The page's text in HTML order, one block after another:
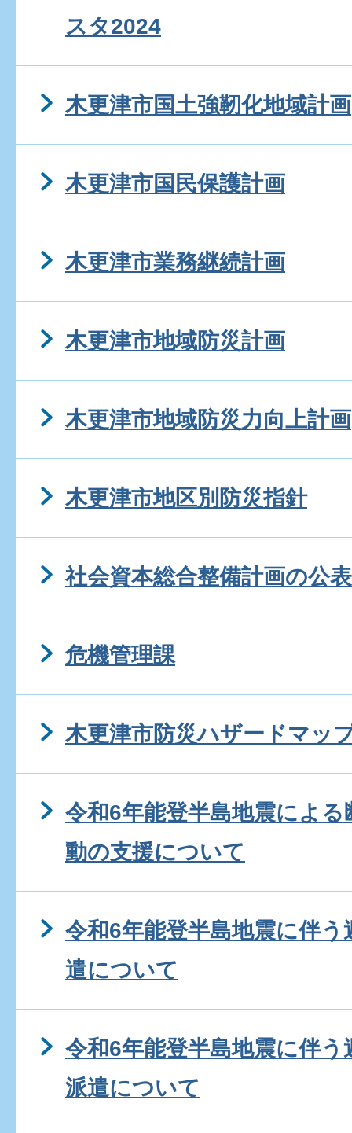
スタ2024
木更津市国土強靭化地域計画
木更津市国民保護計画
木更津市業務継続計画
木更津市地域防災計画
木更津市地域防災力向上計画
木更津市地区別防災指針
社会資本総合整備計画の公表
危機管理課
木更津市防災ハザードマッ
令和6年能登半島地震によ
動の支援について
令和6年能登半島地震に伴
遣について
令和6年能登半島地震に伴
派遣について